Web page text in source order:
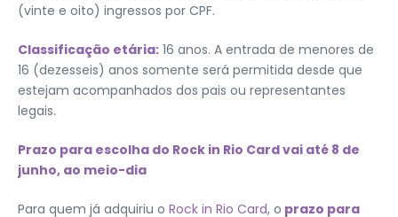
(vinte e oito) ingressos por CPF.
Classificação etária: 16 anos. A entrada de menores de
16 (dezesseis) anos somente será permitida desde que
estejam acompanhados dos pais ou representantes
legais.
Prazo para escolha do Rock in Rio Card vai até 8 de
junho, ao meio-dia
Para quem já adquiriu o Rock in Rio Card, o prazo para